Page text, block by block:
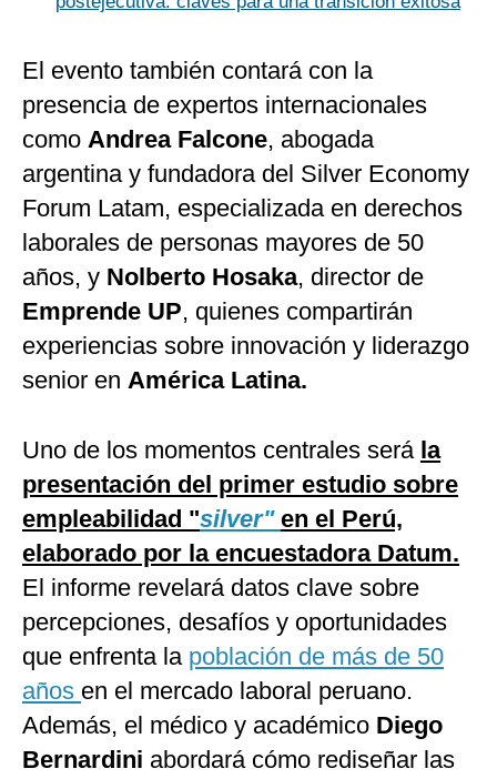
El evento también contará con la
presencia de expertos internacionales
como Andrea Falcone, abogada
argentina y fundadora del Silver Economy
Forum Latam, especializada en derechos
laborales de personas mayores de 50
años, y Nolberto Hosaka, director de
Emprende UP, quienes compartirán
experiencias sobre innovación y liderazgo
senior en América Latina.
Uno de los momentos centrales será la
presentación del primer estudio sobre
empleabilidad "silver" en el Perú,
elaborado por la encuestadora Datum.
El informe revelará datos clave sobre
percepciones, desafíos y oportunidades
que enfrenta la población de más de 50
años en el mercado laboral peruano.
Además, el médico y académico Diego
Bernardini abordará cómo rediseñar las